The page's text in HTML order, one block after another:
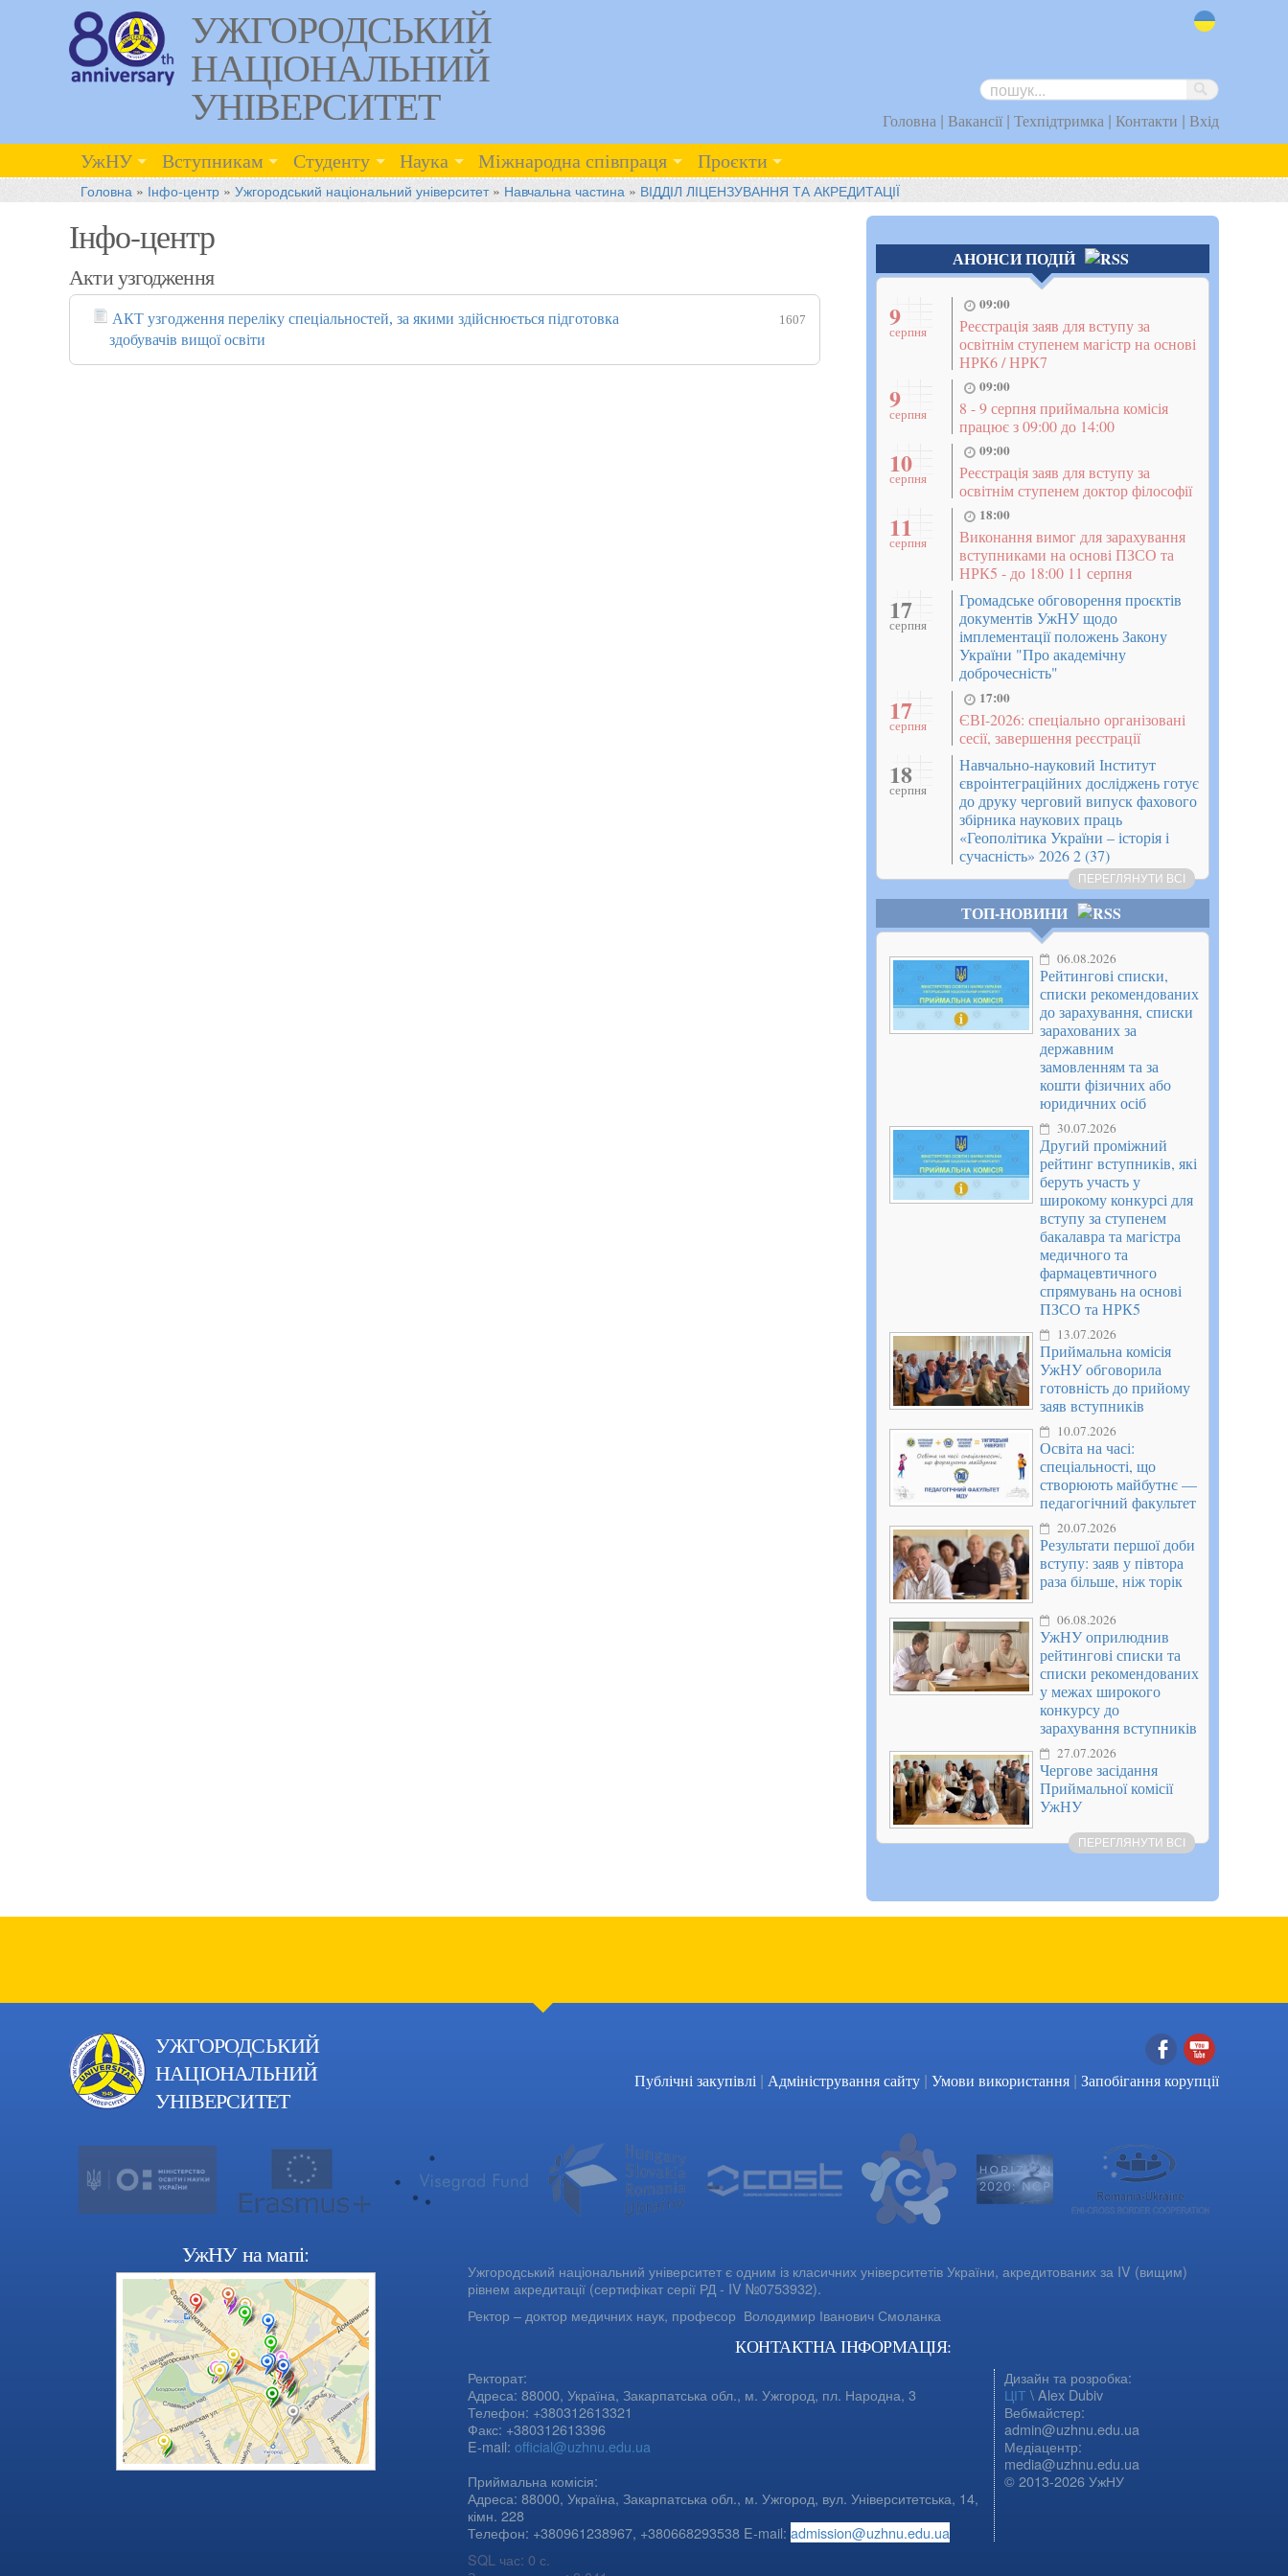
УЖГОРОДСЬКИЙ
НАЦІОНАЛЬНИЙ
УНІВЕРСИТЕТ Головна | Вакансії| Техпідтримка | Контакти | Вхід
УжНУ Вступникам Студенту Наука Міжнародна співпраця Проєкти
Головна » Інфо-центр» Ужгородський національний університет» Навчальна частина » ВІДДІЛ ЛІЦЕНЗУВАННЯ ТА АКРЕДИТАЦІЇ
Інфо-центр
Акти узгодження
АКТ узгодження переліку спеціальностей, за якими здійснюється підготовка
здобувачів вищої освіти
1607
АНОНСИ ПОДІЙ
9
серпня
09:00
Реєстрація заяв для вступу за
освітнім ступенем магістр на основі
НРК6 / НРК7
9
серпня
09:00
8 - 9 серпня приймальна комісія
працює з 09:00 до 14:00
10
серпня
09:00
Реєстрація заяв для вступу за
освітнім ступенем доктор філософії
11
серпня
18:00
Виконання вимог для зарахування
вступниками на основі ПЗСО та
НРК5 - до 18:00 11 серпня
17
серпня
Громадське обговорення проєктів
документів УжНУ щодо
імплементації положень Закону
України "Про академічну
доброчесність"
17
серпня
17:00
ЄВІ-2026: спеціально організовані
сесії, завершення реєстрації
18
серпня
Навчально-науковий Інститут
євроінтеграційних досліджень готує
до друку черговий випуск фахового
збірника наукових праць
«Геополітика України – історія і
сучасність» 2026 2 (37)
ПЕРЕГЛЯНУТИ ВСІ
ТОП-НОВИНИ
06.08.2026
Рейтингові списки,
списки рекомендованих
до зарахування, списки
зарахованих за
державним
замовленням та за
кошти фізичних або
юридичних осіб
30.07.2026
Другий проміжний
рейтинг вступників, які
беруть участь у
широкому конкурсі для
вступу за ступенем
бакалавра та магістра
медичного та
фармацевтичного
спрямувань на основі
ПЗСО та НРК5
13.07.2026
Приймальна комісія
УжНУ обговорила
готовність до прийому
заяв вступників
10.07.2026
Освіта на часі:
спеціальності, що
створюють майбутнє —
педагогічний факультет
20.07.2026
Результати першої доби
вступу: заяв у півтора
раза більше, ніж торік
06.08.2026
УжНУ оприлюднив
рейтингові списки та
списки рекомендованих
у межах широкого
конкурсу до
зарахування вступників
27.07.2026
Чергове засідання
Приймальної комісії
УжНУ
ПЕРЕГЛЯНУТИ ВСІ
УЖГОРОДСЬКИЙ
НАЦІОНАЛЬНИЙ
УНІВЕРСИТЕТ
Facebook
YouTube
Публічні закупівлі | Адміністрування сайту | Умови використання | Запобігання корупції
УжНУ на мапі:
Ужгородський національний університет є одним із класичних університетів України, акредитованих за IV (вищим)
рівнем акредитації (сертифікат серії РД - IV №0753932).
Ректор – доктор медичних наук, професор Володимир Іванович Смоланка
КОНТАКТНА ІНФОРМАЦІЯ:
Ректорат:
Адреса: 88000, Україна, Закарпатська обл., м. Ужгород, пл. Народна, 3
Телефон: +380312613321
Факс: +380312613396
E-mail: official@uzhnu.edu.ua
Приймальна комісія:
Адреса: 88000, Україна, Закарпатська обл., м. Ужгород, вул. Університетська, 14,
кімн. 228
Телефон: +380961238967, +380668293538 E-mail: admission@uzhnu.edu.ua
Дизайн та розробка:
ЦІТ \ Alex Dubiv
Вебмайстер:
admin@uzhnu.edu.ua
Медіацентр:
media@uzhnu.edu.ua
© 2013-2026 УжНУ
SQL час: 0 с.